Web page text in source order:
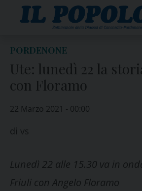
PORDENONE
Ute: lunedì 22 la
con Floramo
22 Marzo 2021 - 00:00
di vs
Lunedì 22 alle 15.30 va in
Friuli con Angelo Floramo